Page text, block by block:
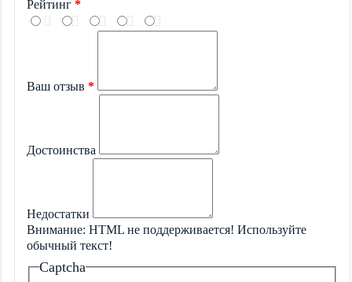
Рейтинг
Ваш отзыв
Достоинства
Недостатки
Внимание: HTML не поддерживается! Используйте
обычный текст!
Captcha